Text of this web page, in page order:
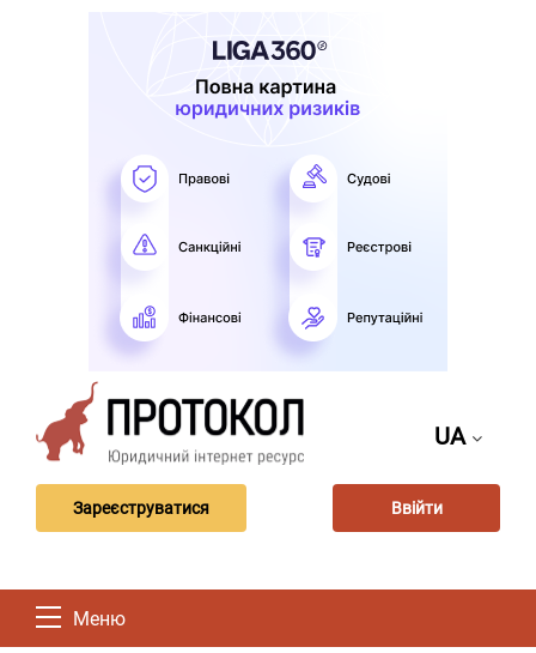
UA
Зареєструватися Ввійти
Меню